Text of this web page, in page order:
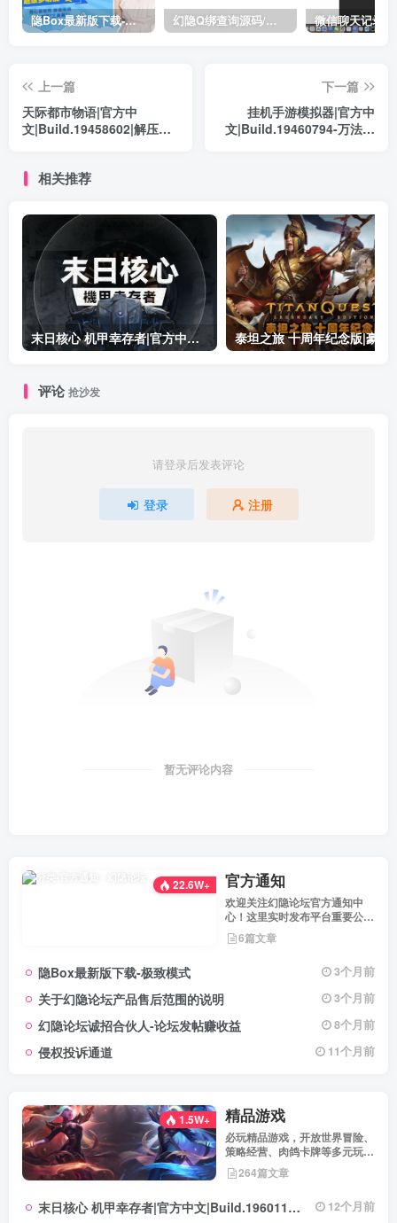
隐Box最新版下载-极致模式 幻隐Q绑查询源码/完整源码带API
上一篇
天际都市物语|官方中
文|Build.19458602|解压即
下一篇
挂机手游模拟器|官方中
文|Build.19460794-万法归
相关推荐
末日核心 机甲幸存者|官方中文|Build.19601158|解压即撸|
评论抢沙发
请登录后发表评论
登录 注册
暂无评论内容
22.6W+ 官方通知
欢迎关注幻隐论坛官方通知中
心！这里实时发布平台重要公
告、活动规则、功能更新、安全
提醒及用户权益说明，确保每位
们坚持公开透明，通过权威通知
坛获得更优质、安全的使用体
验！立即查看，不错过关键信
息！
6篇文章
隐Box最新版下载-极致模式 3个月前
关于幻隐论坛产品售后范围的说明 3个月前
幻隐论坛诚招合伙人-论坛发帖赚收益 8个月前
侵权投诉通道 11个月前
1.5W+ 精品游戏
必玩精品游戏，开放世界冒险、
策略经营、肉鸽卡牌等多元玩
法，满足不同玩家的喜好 。
264篇文章
末日核心 机甲幸存者|官方中文|Build.19601158|解压即撸| 12个月前